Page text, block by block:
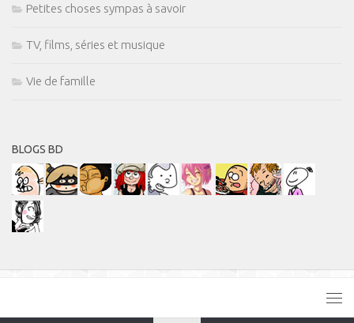
Petites choses sympas à savoir
TV, films, séries et musique
Vie de famille
BLOGS BD